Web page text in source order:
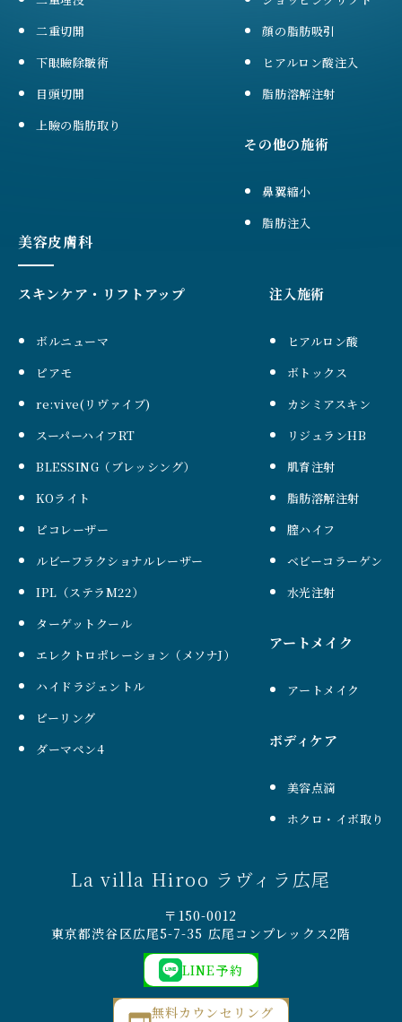
二重切開
下眼瞼除皺術
目頭切開
上瞼の脂肪取り
顔の脂肪吸引
ヒアルロン酸注入
脂肪溶解注射
その他の施術
鼻翼縮小
脂肪注入
美容皮膚科
スキンケア・リフトアップ
ボルニューマ
ピアモ
re:vive(リヴァイブ)
スーパーハイフRT
BLESSING（ブレッシング）
KOライト
ピコレーザー
ルビーフラクショナルレーザー
IPL（ステラM22）
ターゲットクール
エレクトロポレーション（メソナJ）
ハイドラジェントル
ピーリング
ダーマペン4
注入施術
ヒアルロン酸
ボトックス
カシミアスキン
リジュランHB
肌育注射
脂肪溶解注射
膣ハイフ
ベビーコラーゲン
水光注射
アートメイク
アートメイク
ボディケア
美容点滴
ホクロ・イボ取り
La villa Hiroo ラヴィラ広尾
〒150-0012
東京都渋谷区広尾5-7-35 広尾コンプレックス2階
LINE予約
無料カウンセリング